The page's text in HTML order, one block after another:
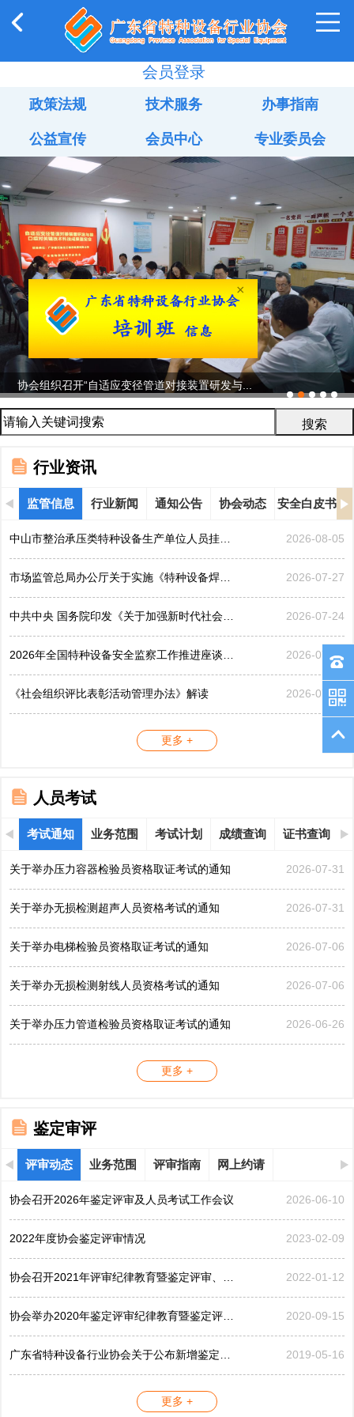
会员登录
政策法规 技术服务 办事指南
公益宣传 会员中心 专业委员会
协会组织召开“自适应变径管道对接装置研发与...
行业资讯
监管信息 行业新闻 通知公告 协会动态 安全白皮书
中山市整治承压类特种设备生产单位人员挂靠、临时凑岗、... 2026-08-05
市场监管总局办公厅关于实施《特种设备焊接操作人员考核... 2026-07-27
中共中央 国务院印发《关于加强新时代社会工作的意见》 2026-07-24
2026年全国特种设备安全监察工作推进座谈会在黑龙江哈... 2026-07-21
《社会组织评比表彰活动管理办法》解读 2026-07-17
更多 +
人员考试
考试通知 业务范围 考试计划 成绩查询 证书查询
关于举办压力容器检验员资格取证考试的通知 2026-07-31
关于举办无损检测超声人员资格考试的通知 2026-07-31
关于举办电梯检验员资格取证考试的通知 2026-07-06
关于举办无损检测射线人员资格考试的通知 2026-07-06
关于举办压力管道检验员资格取证考试的通知 2026-06-26
更多 +
鉴定审评
评审动态 业务范围 评审指南 网上约请
协会召开2026年鉴定评审及人员考试工作会议 2026-06-10
2022年度协会鉴定评审情况 2023-02-09
协会召开2021年评审纪律教育暨鉴定评审、考评工作会议 2022-01-12
协会举办2020年鉴定评审纪律教育暨鉴定评审工作会议 2020-09-15
广东省特种设备行业协会关于公布新增鉴定评审员的公告... 2019-05-16
更多 +
×